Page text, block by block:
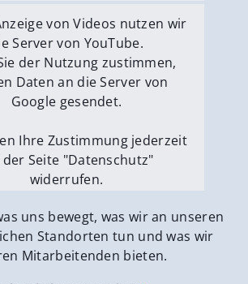
Medien erlauben
von Videos nutzen wir
Server von YouTube.
der Nutzung zustimmen,
Daten an die Server von
Google gesendet.
Ihre Zustimmung jederzeit
Seite "Datenschutz"
widerrufen.
Medien erlauben
uns bewegt, was wir an unseren
Standorten tun und was wir
Mitarbeitenden bieten.